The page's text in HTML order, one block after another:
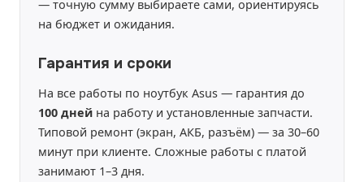
— точную сумму выбираете сами, ориентируясь
на бюджет и ожидания.
Гарантия и сроки
На все работы по ноутбук Asus — гарантия до
100 дней на работу и установленные запчасти.
Типовой ремонт (экран, АКБ, разъём) — за 30–60
минут при клиенте. Сложные работы с платой
занимают 1–3 дня.